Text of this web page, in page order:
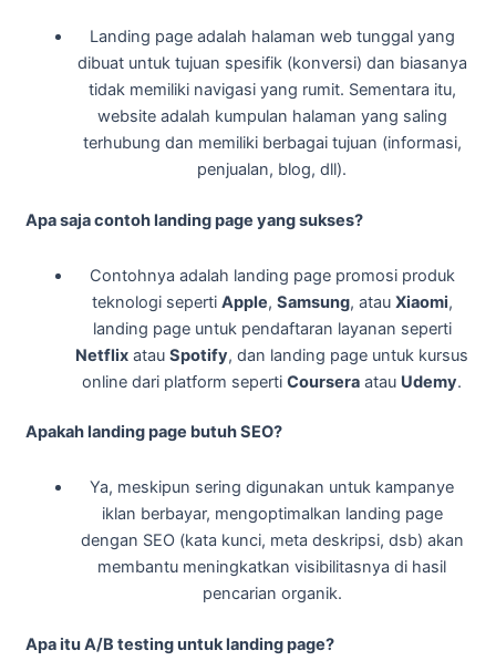
Landing page adalah halaman web tunggal yang
dibuat untuk tujuan spesifik (konversi) dan biasanya
tidak memiliki navigasi yang rumit. Sementara itu,
website adalah kumpulan halaman yang saling
terhubung dan memiliki berbagai tujuan (informasi,
penjualan, blog, dll).
Apa saja contoh landing page yang sukses?
Contohnya adalah landing page promosi produk
teknologi seperti Apple, Samsung, atau Xiaomi,
landing page untuk pendaftaran layanan seperti
Netflix atauSpotify, dan landing page untuk kursus
online dari platform sepertiCoursera atau Udemy.
Apakah landing page butuh SEO?
Ya, meskipun sering digunakan untuk kampanye
iklan berbayar, mengoptimalkan landing page
dengan SEO (kata kunci, meta deskripsi, dsb) akan
membantu meningkatkan visibilitasnya di hasil
pencarian organik.
Apa itu A/B testing untuk landing page?